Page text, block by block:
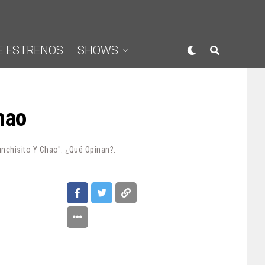
ESTRENOS SHOWS
Y Chao". ¿Qué Opinan?.